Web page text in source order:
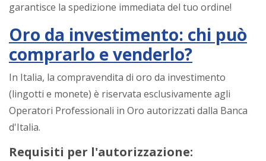
garantisce la spedizione immediata del tuo ordine!
Oro da investimento: chi può
comprarlo e venderlo?
In Italia, la compravendita di oro da investimento
(lingotti e monete) è riservata esclusivamente agli
Operatori Professionali in Oro autorizzati dalla Banca
d'Italia.
Requisiti per l'autorizzazione: